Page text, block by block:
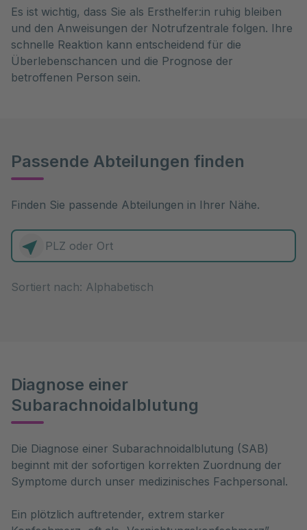
Es ist wichtig, dass Sie als Ersthelfer:in ruhig bleiben
und den Anweisungen der Notrufzentrale folgen. Ihre
schnelle Reaktion kann entscheidend für die
Überlebenschancen und die Prognose der
betroffenen Person sein.
Passende Abteilungen finden
Finden Sie passende Abteilungen in Ihrer Nähe.
Diagnose einer
Subarachnoidalblutung
Die Diagnose einer Subarachnoidalblutung (SAB)
beginnt mit der sofortigen korrekten Zuordnung der
Symptome durch unser medizinisches Fachpersonal.
Ein plötzlich auftretender, extrem starker